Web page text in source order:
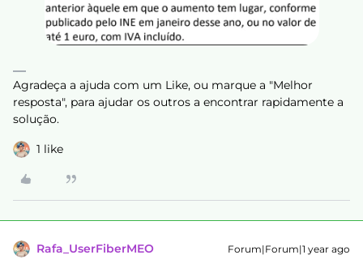
Agradeça a ajuda com um Like, ou marque a "Melhor
resposta", para ajudar os outros a encontrar rapidamente a
solução.
1 like
Rafa_UserFiberMEO Forum|Forum|1 year ago